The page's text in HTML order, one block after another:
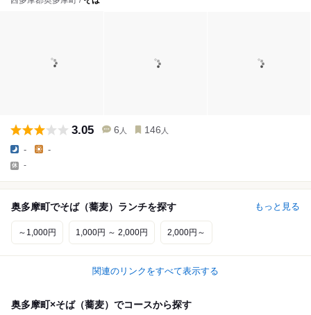
3.05 6 人 146 人
- -
-
奥多摩町でそば（蕎麦）ランチを探す もっと見る
～1,000円 1,000円 ～ 2,000円 2,000円～
関連のリンクをすべて表示する
奥多摩町×そば（蕎麦）でコースから探す